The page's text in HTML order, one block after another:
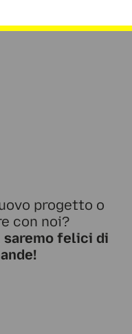
progetto o
con noi?
saremo felici di